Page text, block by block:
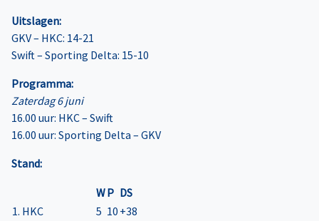
Uitslagen:
GKV – HKC: 14-21
Swift – Sporting Delta: 15-10
Programma:
Zaterdag 6 juni
16.00 uur: HKC – Swift
16.00 uur: Sporting Delta – GKV
Stand:
WP DS
1. HKC
5 10 +38